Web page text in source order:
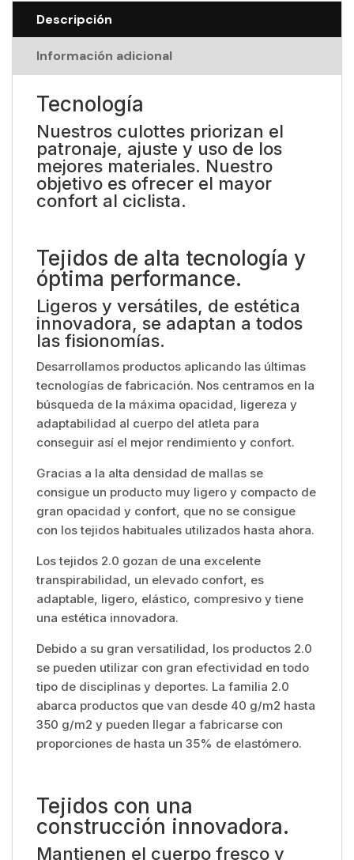
Descripción
Información adicional
Tecnología
Nuestros culottes priorizan el
patronaje, ajuste y uso de los
mejores materiales. Nuestro
objetivo es ofrecer el mayor
confort al ciclista.
Tejidos de alta tecnología y
óptima performance.
Ligeros y versátiles, de estética
innovadora, se adaptan a todos
las fisionomías.
Desarrollamos productos aplicando las últimas
tecnologías de fabricación. Nos centramos en la
búsqueda de la máxima opacidad, ligereza y
adaptabilidad al cuerpo del atleta para
conseguir así el mejor rendimiento y confort.
Gracias a la alta densidad de mallas se
consigue un producto muy ligero y compacto de
gran opacidad y confort, que no se consigue
con los tejidos habituales utilizados hasta ahora.
Los tejidos 2.0 gozan de una excelente
transpirabilidad, un elevado confort, es
adaptable, ligero, elástico, compresivo y tiene
una estética innovadora.
Debido a su gran versatilidad, los productos 2.0
se pueden utilizar con gran efectividad en todo
tipo de disciplinas y deportes. La familia 2.0
abarca productos que van desde 40 g/m2 hasta
350 g/m2 y pueden llegar a fabricarse con
proporciones de hasta un 35% de elastómero.
Tejidos con una
construcción innovadora.
Mantienen el cuerpo fresco y